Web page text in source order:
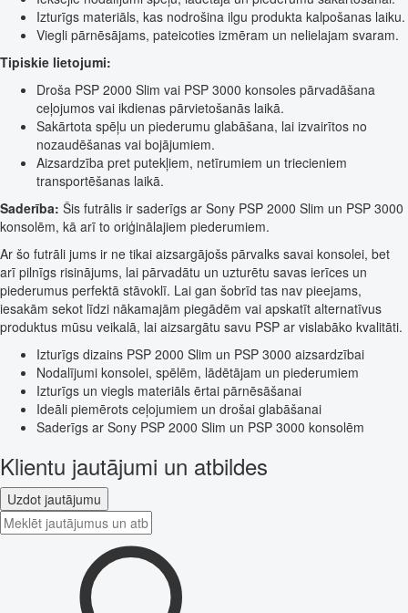
Izturīgs materiāls, kas nodrošina ilgu produkta kalpošanas laiku.
Viegli pārnēsājams, pateicoties izmēram un nelielajam svaram.
Tipiskie lietojumi:
Droša PSP 2000 Slim vai PSP 3000 konsoles pārvadāšana
ceļojumos vai ikdienas pārvietošanās laikā.
Sakārtota spēļu un piederumu glabāšana, lai izvairītos no
nozaudēšanas vai bojājumiem.
Aizsardzība pret putekļiem, netīrumiem un triecieniem
transportēšanas laikā.
Saderība: Šis futrālis ir saderīgs ar Sony PSP 2000 Slim un PSP 3000
konsolēm, kā arī to oriģinālajiem piederumiem.
Ar šo futrāli jums ir ne tikai aizsargājošs pārvalks savai konsolei, bet
arī pilnīgs risinājums, lai pārvadātu un uzturētu savas ierīces un
piederumus perfektā stāvoklī. Lai gan šobrīd tas nav pieejams,
iesakām sekot līdzi nākamajām piegādēm vai apskatīt alternatīvus
produktus mūsu veikalā, lai aizsargātu savu PSP ar vislabāko kvalitāti.
Izturīgs dizains PSP 2000 Slim un PSP 3000 aizsardzībai
Nodalījumi konsolei, spēlēm, lādētājam un piederumiem
Izturīgs un viegls materiāls ērtai pārnēsāšanai
Ideāli piemērots ceļojumiem un drošai glabāšanai
Saderīgs ar Sony PSP 2000 Slim un PSP 3000 konsolēm
Klientu jautājumi un atbildes
Uzdot jautājumu